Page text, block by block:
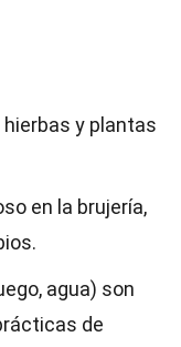
y plantas
en la brujería,
agua) son
de